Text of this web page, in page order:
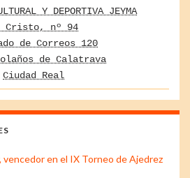
Y DEPORTIVA JEYMA
Cristo, nº 94
de Correos 120
de Calatrava
Ciudad Real
vencedor en el IX Torneo de Ajedrez